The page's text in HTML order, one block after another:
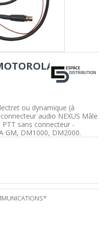
ou dynamique (à
audio NEXUS Mâle
sans connecteur -
GM, DM1000, DM2000.